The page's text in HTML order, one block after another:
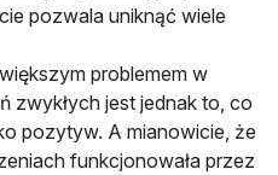
pozwala uniknąć wiele
problemem w
zwykłych jest jednak to, co
pozytyw. A mianowicie, że
funkcjonowała przez